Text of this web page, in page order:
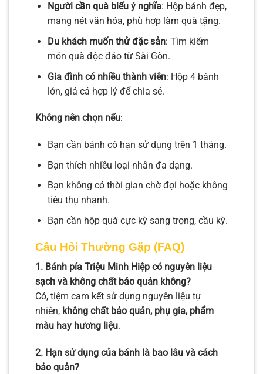
Người cần quà biếu ý nghĩa: Hộp bánh đẹp,
mang nét văn hóa, phù hợp làm quà tặng.
Du khách muốn thử đặc sản: Tìm kiếm
món quà độc đáo từ Sài Gòn.
Gia đình có nhiều thành viên: Hộp 4 bánh
lớn, giá cả hợp lý để chia sẻ.
Không nên chọn nếu:
Bạn cần bánh có hạn sử dụng trên 1 tháng.
Bạn thích nhiều loại nhân đa dạng.
Bạn không có thời gian chờ đợi hoặc không
tiêu thụ nhanh.
Bạn cần hộp quà cực kỳ sang trọng, cầu kỳ.
Câu Hỏi Thường Gặp (FAQ)
1. Bánh pía Triệu Minh Hiệp có nguyên liệu
sạch và không chất bảo quản không?
Có, tiệm cam kết sử dụng nguyên liệu tự
nhiên, không chất bảo quản, phụ gia, phẩm
màu hay hương liệu.
2. Hạn sử dụng của bánh là bao lâu và cách
bảo quản?